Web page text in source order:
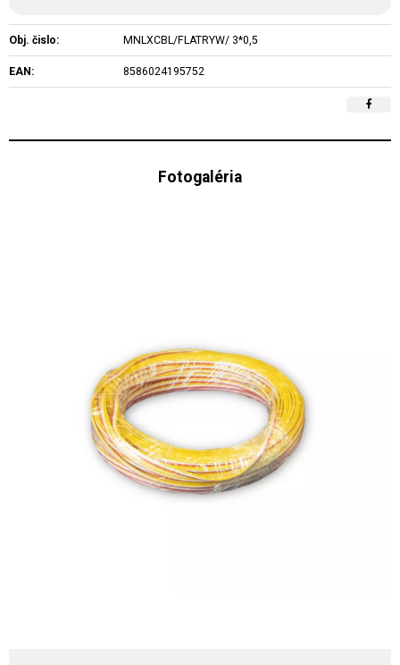
Obj. čislo: MNLXCBL/FLATRYW/ 3*0,5
EAN: 8586024195752
Fotogaléria